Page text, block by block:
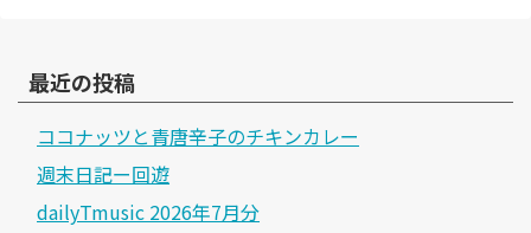
最近の投稿
ココナッツと青唐辛子のチキンカレー
週末日記ー回遊
dailyTmusic 2026年7月分